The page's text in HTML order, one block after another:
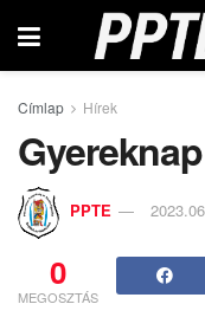
Címlap Hírek
PPTE
0
MEGOSZTÁS